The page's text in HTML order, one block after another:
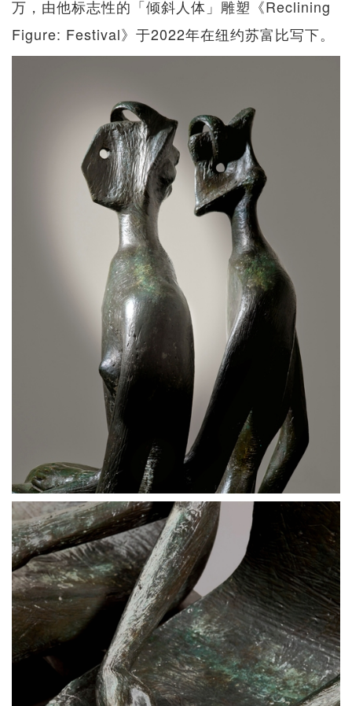
万，由他标志性的「倾斜人体」雕塑《Reclining
Figure: Festival》于2022年在纽约苏富比写下。